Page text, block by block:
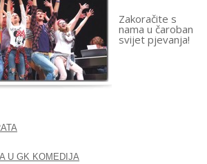
Zakoračite s
nama u čaroban
svijet pjevanja!
U GK KOMEDIJA